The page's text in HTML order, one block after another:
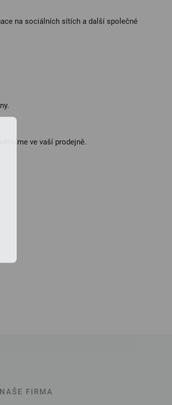
na sociálních sítích a další společné
ve vaší prodejně.
NAŠE FIRMA